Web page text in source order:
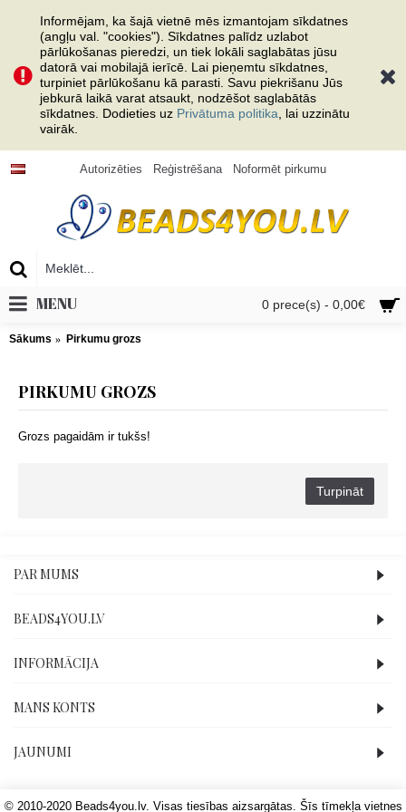
Informējam, ka šajā vietnē mēs izmantojam sīkdatnes
(angļu val. "cookies"). Sīkdatnes palīdz uzlabot
pārlūkošanas pieredzi, un tiek lokāli saglabātas jūsu
datorā vai mobilajā ierīcē. Lai pieņemtu sīkdatnes,
turpiniet pārlūkošanu kā parasti. Savu piekrišanu Jūs
jebkurā laikā varat atsaukt, nodzēšot saglabātās
sīkdatnes. Dodieties uz Privātuma politika , lai uzzinātu
vairāk.
Autorizēties Reģistrēšana Noformēt pirkumu
0 prece(s) - 0,00€
MENU
Sākums Pirkumu grozs
PIRKUMU GROZS
Grozs pagaidām ir tukšs!
Turpināt
PAR MUMS
BEADS4YOU.LV
INFORMĀCIJA
MANS KONTS
JAUNUMI
© 2010-2020 Beads4you.lv. Visas tiesības aizsargātas. Šīs tīmekļa vietnes